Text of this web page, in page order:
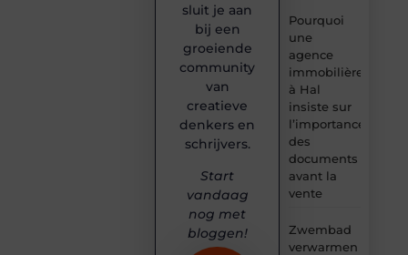
Pourquoi
une
agence
immobilière
à Hal
insiste sur
l’importance
des
documents
avant la
vente
Zwembad
verwarmen
sluit je aan
bij een
groeiende
community
van
creatieve
denkers en
schrijvers.
Start
vandaag
nog met
bloggen!